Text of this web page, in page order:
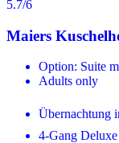
5.7/6
Maiers
Option: Suite
Adults only
Übernachtung
4-Gang